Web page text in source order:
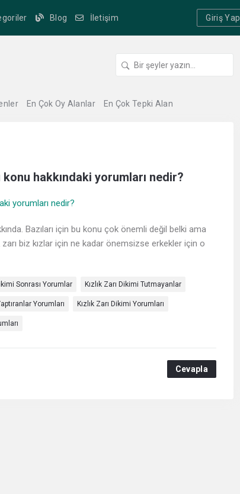
Blog İletişim Giriş Yap
En Çok Oy Alanlar En Çok Tepki Alan
konu hakkındaki yorumları nedir?
Bazıları için bu konu çok önemli değil belki ama
zarı biz kızlar için ne kadar önemsizse erkekler için o
Sonrası Yorumlar Kızlık Zarı Dikimi Tutmayanlar
Yorumları Kızlık Zarı Dikimi Yorumları
Cevapla